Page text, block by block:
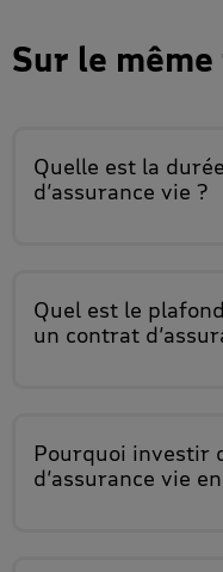
Sur le
Quelle est la
d’assurance vie ?
Quel est le
un contrat
Pourquoi investir
d’assurance vie